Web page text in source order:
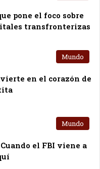
pone el foco sobre
transfronterizas
Mundo
en el corazón de
Mundo
el FBI viene a